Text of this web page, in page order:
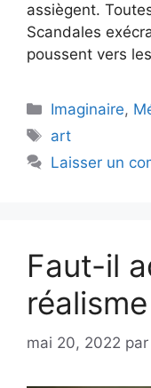
assiègent.
Scandales
poussent vers
Catégories
Imaginaire,
Étiquettes
art
Laisser un
Faut-il
mai 20, 2022 par